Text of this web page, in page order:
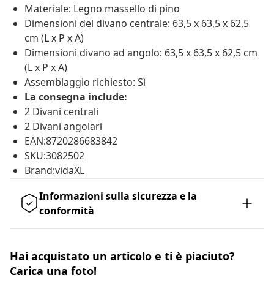
Materiale: Legno massello di pino
Dimensioni del divano centrale: 63,5 x 63,5 x 62,5
cm (L x P x A)
Dimensioni divano ad angolo: 63,5 x 63,5 x 62,5 cm
(L x P x A)
Assemblaggio richiesto: Sì
La consegna include:
2 Divani centrali
2 Divani angolari
EAN:8720286683842
SKU:3082502
Brand:vidaXL
Informazioni sulla sicurezza e la
conformità
Hai acquistato un articolo e ti è piaciuto?
Carica una foto!